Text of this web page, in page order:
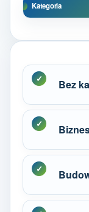
Kategoria
Bez